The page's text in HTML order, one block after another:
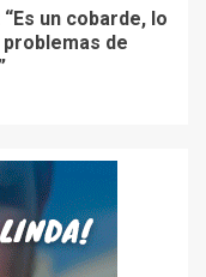
un cobarde, lo
de